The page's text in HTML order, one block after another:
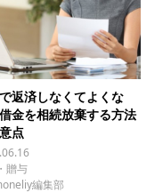
返済しなくてよくな
金を相続放棄する方法
点
贈与
編集部